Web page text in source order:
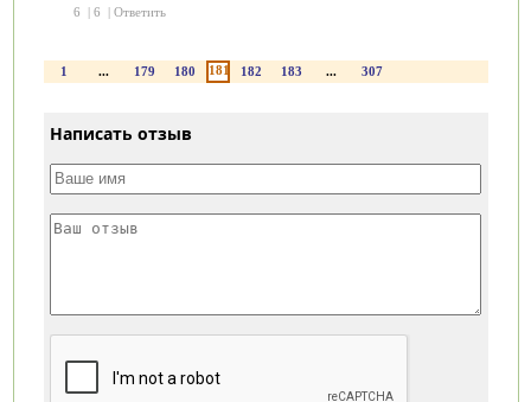
6
| 6 | Ответить
1 ... 179 180 181 182 183 ... 307
Написать отзыв